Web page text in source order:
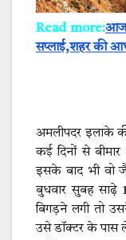
Read more:आज
सप्लाई,शहर की
अमलीपदर इलाके
कई दिनों से
इसके बाद भी वो
बुधवार सुबह
बिगड़ने लगी तो
उसे डॉक्टर के पास